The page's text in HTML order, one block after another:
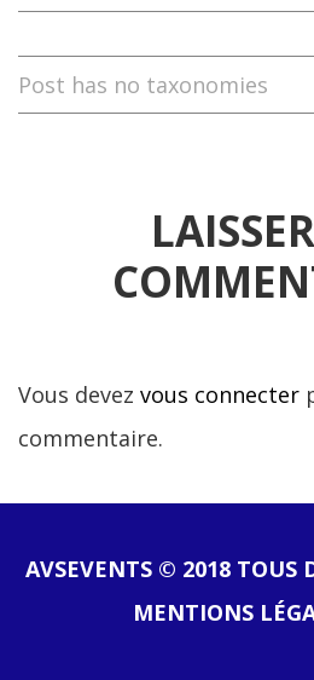
Post has no taxonomies
Vous devez vous connecter
commentaire.
AVSEVENTS © 2018 TOUS
MENTIONS